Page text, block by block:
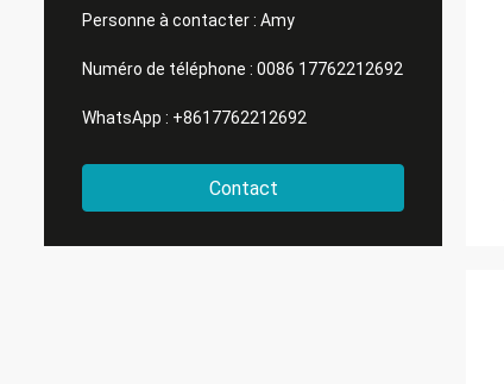
Personne à contacter : Amy
Numéro de téléphone : 0086 17762212692
WhatsApp : +8617762212692
Contact